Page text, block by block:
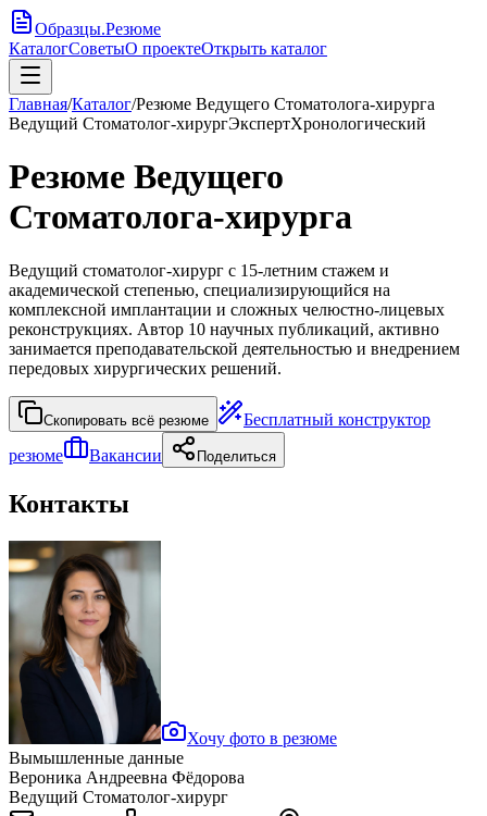
Образцы.Резюме
КаталогСоветыО проектеОткрыть каталог
Главная/Каталог/Резюме Ведущего Стоматолога-хирурга
Ведущий Стоматолог-хирургЭкспертХронологический
Резюме Ведущего
Стоматолога-хирурга
Ведущий стоматолог-хирург с 15-летним стажем и
академической степенью, специализирующийся на
комплексной имплантации и сложных челюстно-лицевых
реконструкциях. Автор 10 научных публикаций, активно
занимается преподавательской деятельностью и внедрением
передовых хирургических решений.
Скопировать всё резюме
Бесплатный конструктор
резюме
Вакансии Поделиться
Контакты
Хочу фото в резюме
Вымышленные данные
Вероника Андреевна Фёдорова
Ведущий Стоматолог-хирург